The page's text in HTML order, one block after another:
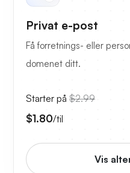
Privat e-post
Få forretnings- eller
domenet ditt.
Starter på $2.99
$1.80/til
Vis